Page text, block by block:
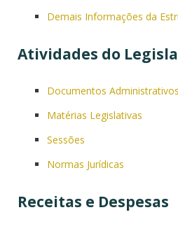
Demais Informações da
Atividades do
Documentos Administrativos
Matérias Legislativas
Sessões
Normas Jurídicas
Receitas e Despesas